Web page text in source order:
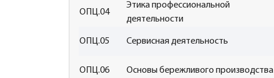
ОПЦ.04
Этика профессиональной
деятельности
ОПЦ.05 Сервисная деятельность
ОПЦ.06 Основы бережливого производства